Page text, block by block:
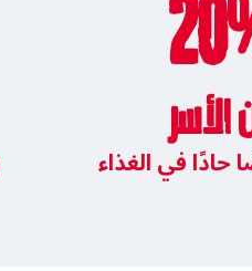
حادًا في الغذاء